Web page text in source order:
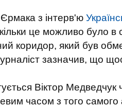
з інтерв'ю
це можливо було в
коридор, який був
зазначив, що
Віктор Медведчук
часом з того